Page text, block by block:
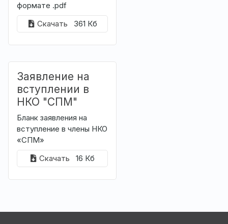
формате .pdf
Скачать
361 Кб
Заявление на
вступлении в
НКО "СПМ"
Бланк заявления на
вступление в члены НКО
«СПМ»
Скачать
16 Кб